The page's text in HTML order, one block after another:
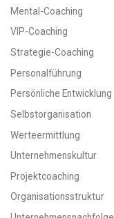
Mental-Coaching
VIP-Coaching
Strategie-Coaching
Personalführung
Persönliche Entwicklung
Selbstorganisation
Werteermittlung
Unternehmenskultur
Projektcoaching
Organisationsstruktur